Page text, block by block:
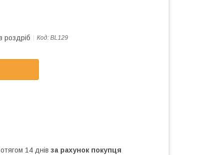
роздріб Код: BL129
14 днів за рахунок покупця